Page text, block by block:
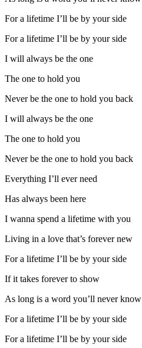
For a lifetime I’ll be by your side
For a lifetime I’ll be by your side
I will always be the one
The one to hold you
Never be the one to hold you back
I will always be the one
The one to hold you
Never be the one to hold you back
Everything I’ll ever need
Has always been here
I wanna spend a lifetime with you
Living in a love that’s forever new
For a lifetime I’ll be by your side
If it takes forever to show
As long is a word you’ll never know
For a lifetime I’ll be by your side
For a lifetime I’ll be by your side